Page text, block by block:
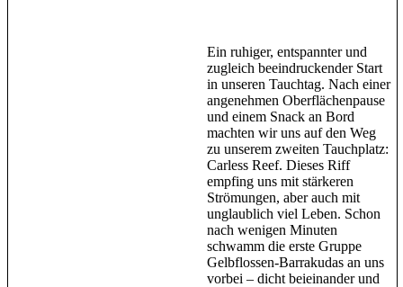
Ein ruhiger, entspannter und
zugleich beeindruckender Start
in unseren Tauchtag. Nach einer
angenehmen Oberflächenpause
und einem Snack an Bord
machten wir uns auf den Weg
zu unserem zweiten Tauchplatz:
Carless Reef. Dieses Riff
empfing uns mit stärkeren
Strömungen, aber auch mit
unglaublich viel Leben. Schon
nach wenigen Minuten
schwamm die erste Gruppe
Gelbflossen-Barrakudas an uns
vorbei – dicht beieinander und